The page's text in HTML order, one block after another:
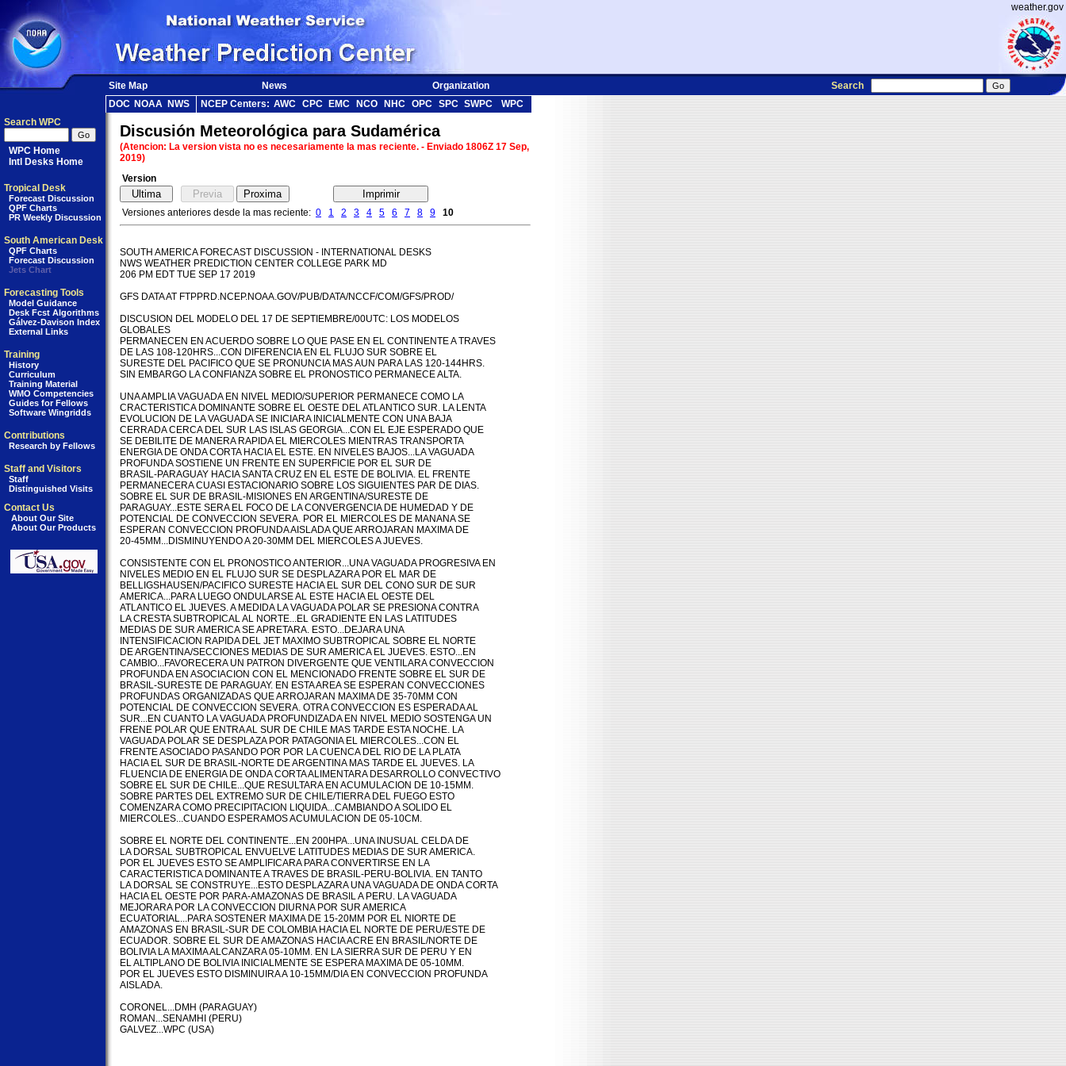
weather.gov
Site Map News Organization
Search
DOC NOAA NWS NCEP Centers: AWC CPC EMC NCO NHC OPC SPC SWPC
WPC
Search WPC
WPC Home
Intl Desks Home
Tropical Desk
Forecast Discussion
QPF Charts
PR Weekly Discussion
South American Desk
QPF Charts
Forecast Discussion
Jets Chart
Forecasting Tools
Model Guidance
Desk Fcst Algorithms
Gálvez-Davison Index
External Links
Training
History
Curriculum
Training Material
WMO Competencies
Guides for Fellows
Software Wingridds
Contributions
Research by Fellows
Staff and Visitors
Staff
Distinguished Visits
Contact Us
About Our Site
About Our Products
Discusión Meteorológica para Sudamérica
(Atencion: La version vista no es necesariamente la mas reciente. - Enviado 1806Z 17 Sep,
2019)
Version
Versiones anteriores desde la mas reciente: 0 1 2 3 4 5 6 7 8 9 10
SOUTH AMERICA FORECAST DISCUSSION - INTERNATIONAL DESKS
NWS WEATHER PREDICTION CENTER COLLEGE PARK MD
206 PM EDT TUE SEP 17 2019
GFS DATA AT FTPPRD.NCEP.NOAA.GOV/PUB/DATA/NCCF/COM/GFS/PROD/
DISCUSION DEL MODELO DEL 17 DE SEPTIEMBRE/00UTC: LOS MODELOS
GLOBALES
PERMANECEN EN ACUERDO SOBRE LO QUE PASE EN EL CONTINENTE A TRAVES
DE LAS 108-120HRS...CON DIFERENCIA EN EL FLUJO SUR SOBRE EL
SURESTE DEL PACIFICO QUE SE PRONUNCIA MAS AUN PARA LAS 120-144HRS.
SIN EMBARGO LA CONFIANZA SOBRE EL PRONOSTICO PERMANECE ALTA.
UNA AMPLIA VAGUADA EN NIVEL MEDIO/SUPERIOR PERMANECE COMO LA
CRACTERISTICA DOMINANTE SOBRE EL OESTE DEL ATLANTICO SUR. LA LENTA
EVOLUCION DE LA VAGUADA SE INICIARA INICIALMENTE CON UNA BAJA
CERRADA CERCA DEL SUR LAS ISLAS GEORGIA...CON EL EJE ESPERADO QUE
SE DEBILITE DE MANERA RAPIDA EL MIERCOLES MIENTRAS TRANSPORTA
ENERGIA DE ONDA CORTA HACIA EL ESTE. EN NIVELES BAJOS...LA VAGUADA
PROFUNDA SOSTIENE UN FRENTE EN SUPERFICIE POR EL SUR DE
BRASIL-PARAGUAY HACIA SANTA CRUZ EN EL ESTE DE BOLIVIA. EL FRENTE
PERMANECERA CUASI ESTACIONARIO SOBRE LOS SIGUIENTES PAR DE DIAS.
SOBRE EL SUR DE BRASIL-MISIONES EN ARGENTINA/SURESTE DE
PARAGUAY...ESTE SERA EL FOCO DE LA CONVERGENCIA DE HUMEDAD Y DE
POTENCIAL DE CONVECCION SEVERA. POR EL MIERCOLES DE MANANA SE
ESPERAN CONVECCION PROFUNDA AISLADA QUE ARROJARAN MAXIMA DE
20-45MM...DISMINUYENDO A 20-30MM DEL MIERCOLES A JUEVES.
CONSISTENTE CON EL PRONOSTICO ANTERIOR...UNA VAGUADA PROGRESIVA EN
NIVELES MEDIO EN EL FLUJO SUR SE DESPLAZARA POR EL MAR DE
BELLIGSHAUSEN/PACIFICO SURESTE HACIA EL SUR DEL CONO SUR DE SUR
AMERICA...PARA LUEGO ONDULARSE AL ESTE HACIA EL OESTE DEL
ATLANTICO EL JUEVES. A MEDIDA LA VAGUADA POLAR SE PRESIONA CONTRA
LA CRESTA SUBTROPICAL AL NORTE...EL GRADIENTE EN LAS LATITUDES
MEDIAS DE SUR AMERICA SE APRETARA. ESTO...DEJARA UNA
INTENSIFICACION RAPIDA DEL JET MAXIMO SUBTROPICAL SOBRE EL NORTE
DE ARGENTINA/SECCIONES MEDIAS DE SUR AMERICA EL JUEVES. ESTO...EN
CAMBIO...FAVORECERA UN PATRON DIVERGENTE QUE VENTILARA CONVECCION
PROFUNDA EN ASOCIACION CON EL MENCIONADO FRENTE SOBRE EL SUR DE
BRASIL-SURESTE DE PARAGUAY. EN ESTA AREA SE ESPERAN CONVECCIONES
PROFUNDAS ORGANIZADAS QUE ARROJARAN MAXIMA DE 35-70MM CON
POTENCIAL DE CONVECCION SEVERA. OTRA CONVECCION ES ESPERADA AL
SUR...EN CUANTO LA VAGUADA PROFUNDIZADA EN NIVEL MEDIO SOSTENGA UN
FRENE POLAR QUE ENTRA AL SUR DE CHILE MAS TARDE ESTA NOCHE. LA
VAGUADA POLAR SE DESPLAZA POR PATAGONIA EL MIERCOLES...CON EL
FRENTE ASOCIADO PASANDO POR POR LA CUENCA DEL RIO DE LA PLATA
HACIA EL SUR DE BRASIL-NORTE DE ARGENTINA MAS TARDE EL JUEVES. LA
FLUENCIA DE ENERGIA DE ONDA CORTA ALIMENTARA DESARROLLO CONVECTIVO
SOBRE EL SUR DE CHILE...QUE RESULTARA EN ACUMULACION DE 10-15MM.
SOBRE PARTES DEL EXTREMO SUR DE CHILE/TIERRA DEL FUEGO ESTO
COMENZARA COMO PRECIPITACION LIQUIDA...CAMBIANDO A SOLIDO EL
MIERCOLES...CUANDO ESPERAMOS ACUMULACION DE 05-10CM.
SOBRE EL NORTE DEL CONTINENTE...EN 200HPA...UNA INUSUAL CELDA DE
LA DORSAL SUBTROPICAL ENVUELVE LATITUDES MEDIAS DE SUR AMERICA.
POR EL JUEVES ESTO SE AMPLIFICARA PARA CONVERTIRSE EN LA
CARACTERISTICA DOMINANTE A TRAVES DE BRASIL-PERU-BOLIVIA. EN TANTO
LA DORSAL SE CONSTRUYE...ESTO DESPLAZARA UNA VAGUADA DE ONDA CORTA
HACIA EL OESTE POR PARA-AMAZONAS DE BRASIL A PERU. LA VAGUADA
MEJORARA POR LA CONVECCION DIURNA POR SUR AMERICA
ECUATORIAL...PARA SOSTENER MAXIMA DE 15-20MM POR EL NIORTE DE
AMAZONAS EN BRASIL-SUR DE COLOMBIA HACIA EL NORTE DE PERU/ESTE DE
ECUADOR. SOBRE EL SUR DE AMAZONAS HACIA ACRE EN BRASIL/NORTE DE
BOLIVIA LA MAXIMA ALCANZARA 05-10MM. EN LA SIERRA SUR DE PERU Y EN
EL ALTIPLANO DE BOLIVIA INICIALMENTE SE ESPERA MAXIMA DE 05-10MM.
POR EL JUEVES ESTO DISMINUIRA A 10-15MM/DIA EN CONVECCION PROFUNDA
AISLADA.
CORONEL...DMH (PARAGUAY)
ROMAN...SENAMHI (PERU)
GALVEZ...WPC (USA)